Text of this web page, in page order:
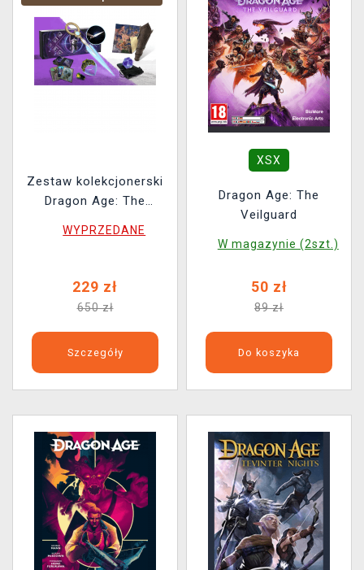
Zestaw kolekcjonerski
Dragon Age: The
Coffer (uszkodzone
WYPRZEDANE
229 zł
650 zł
Szczegóły
XSX
Dragon Age: The
Veilguard
W magazynie (2szt.)
50 zł
89 zł
Do koszyka